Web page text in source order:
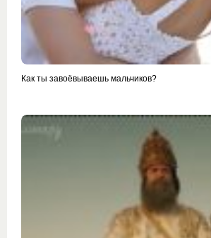
Как ты завоёвываешь мальчиков?